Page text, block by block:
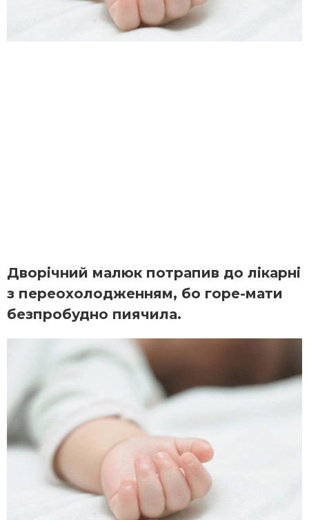
Дворічний малюк потрапив до лікарні
з переохолодженням, бо горе-мати
безпробудно пиячила.